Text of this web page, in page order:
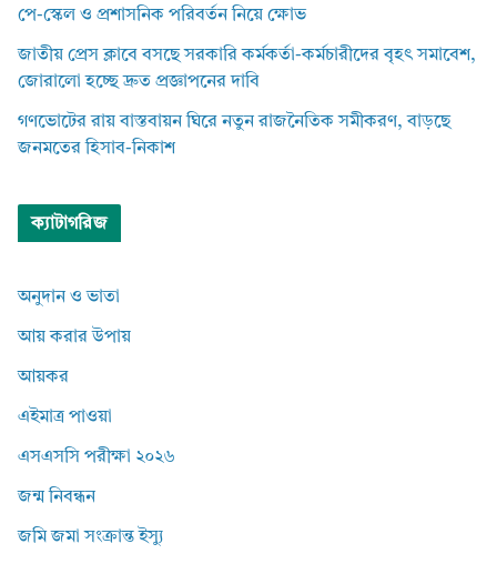
পে-স্কেল ও প্রশাসনিক পরিবর্তন নিয়ে ক্ষোভ
জাতীয় প্রেস ক্লাবে বসছে সরকারি কর্মকর্তা-কর্মচারীদের বৃহৎ সমাবেশ,
জোরালো হচ্ছে দ্রুত প্রজ্ঞাপনের দাবি
গণভোটের রায় বাস্তবায়ন ঘিরে নতুন রাজনৈতিক সমীকরণ, বাড়ছে
জনমতের হিসাব-নিকাশ
ক্যাটাগরিজ
অনুদান ও ভাতা
আয় করার উপায়
আয়কর
এইমাত্র পাওয়া
এসএসসি পরীক্ষা ২০২৬
জন্ম নিবন্ধন
জমি জমা সংক্রান্ত ইস্যু